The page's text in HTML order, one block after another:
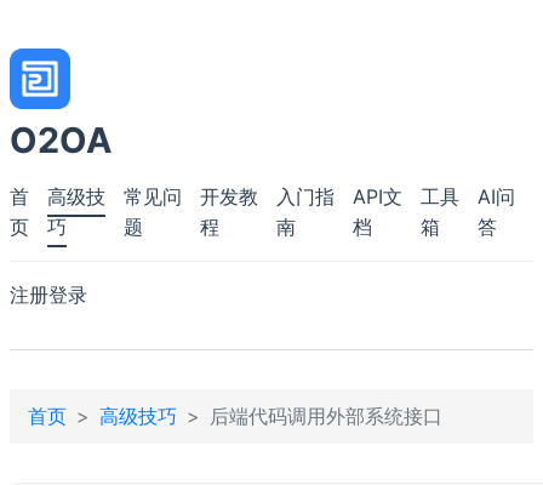
O2OA
首
页
高级技
巧
常见问
题
开发教
程
入门指
南
API文
档
工具
箱
AI问
答
注册登录
首页 高级技巧 后端代码调用外部系统接口